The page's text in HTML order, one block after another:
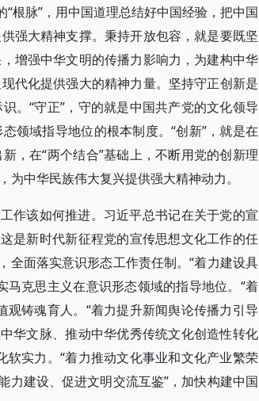
根脉”，用中国道理总结好中国经验，把中国
强大精神支撑。秉持开放包容，就是要既坚
增强中华文明的传播力影响力，为建构中华
代化提供强大的精神力量。坚持守正创新是
。“守正”，守的就是中国共产党的文化领导
领域指导地位的根本制度。“创新”，就是在
，在“两个结合”基础上，不断用党的创新理
中华民族伟大复兴提供强大精神动力。
作该如何推进。习近平总书记在关于党的宣
是新时代新征程党的宣传思想文化工作的任
全面落实意识形态工作责任制。“着力建设具
克思主义在意识形态领域的指导地位。“着
铸魂育人。“着力提升新闻舆论传播力引导
华文脉、推动中华优秀传统文化创造性转化
实力。“着力推动文化事业和文化产业繁荣
力建设、促进文明交流互鉴”，加快构建中国